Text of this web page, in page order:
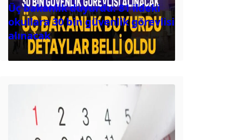
Üç bakanlık duyurdu: 81 ildeki
okullara 30 bin güvenlik görevlisi
alınacak